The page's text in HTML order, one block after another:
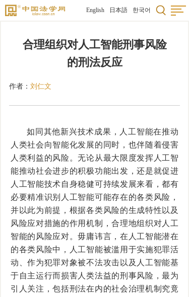
English 日本語 한국어
合理组织对人工智能刑事风险
的刑法反应
作者： 刘仁文
如同其他新兴技术成果，人工智能在推动
人类社会向智能化发展的同时，也伴随着侵害
人类利益的风险。无论从最大限度发挥人工智
能推动社会进步的积极功能出发，还是就促进
人工智能技术自身稳健可持续发展来看，都有
必要精准识别人工智能可能存在的各类风险，
并以此为前提，根据各类风险的生成特性以及
风险应对措施的作用机制，合理地组织对人工
智能的风险应对。毋庸讳言，在人工智能潜在
的各类风险中，人工智能被滥用于实施犯罪活
动、作为犯罪对象被不法攻击以及人工智能基
于自主运行而损害人类法益的刑事风险，最为
引人关注，包括刑法在内的社会治理机制究竟